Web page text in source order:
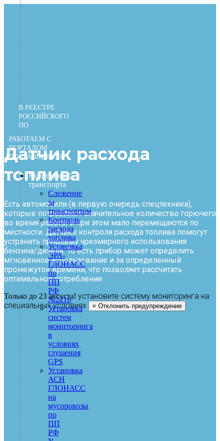
Перейти
содержимому
В РЕЕСТРЕ
РОССИЙСКОГО
ПО
РАБОТАЕМ С
ПОРТАЛОМ
ПОСТАВЩИКОВ
Мониторинг
транспорта
Слежение
за
транспортом
Контроль
расхода
топлива
Установка
ЭРА-
ГЛОНАСС
по
ПП
РФ
№2216
Установка
систем
мониторинга
в
условиях
глушения
GPS
Установка
АСН
ГЛОНАСС
на
мусоровозы
по
ПП
РФ
Датчик расхода
топлива
Есть автомобили (в первую очередь спецтехника),
которые потребляют значительное количество горючего
во время работы и при этом мало перемещаются по
местности. Датчики контроля расхода топлива помогут
устранить проблему чрезмерного использования
бензина/дизеля. То есть прибор может определить
мгновенное использование и за определенный
промежуток времени, что позволяет рассчитать
оптимальное потребление.
Только до 23 августа! установите систему мониторинга на
специальных условиях
× Отклонить предупреждение